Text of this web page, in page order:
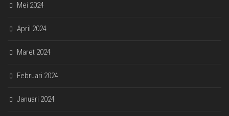
Mei 2024
April 2024
Maret 2024
Februari 2024
Januari 2024